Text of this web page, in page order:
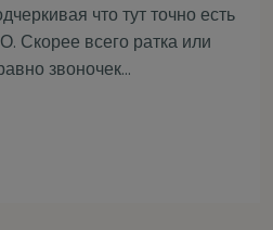
что тут точно есть
Скорее всего ратка или
звоночек…